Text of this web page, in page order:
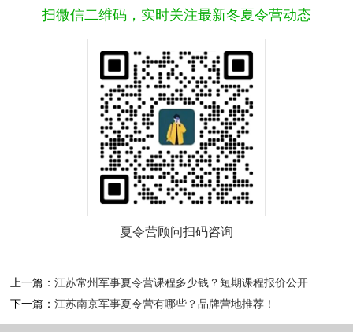
扫微信二维码，实时关注最新冬夏令营动态
夏令营顾问扫码咨询
上一篇：江苏常州军事夏令营课程多少钱？短期课程报价公开
下一篇：江苏南京军事夏令营有哪些？品牌营地推荐！